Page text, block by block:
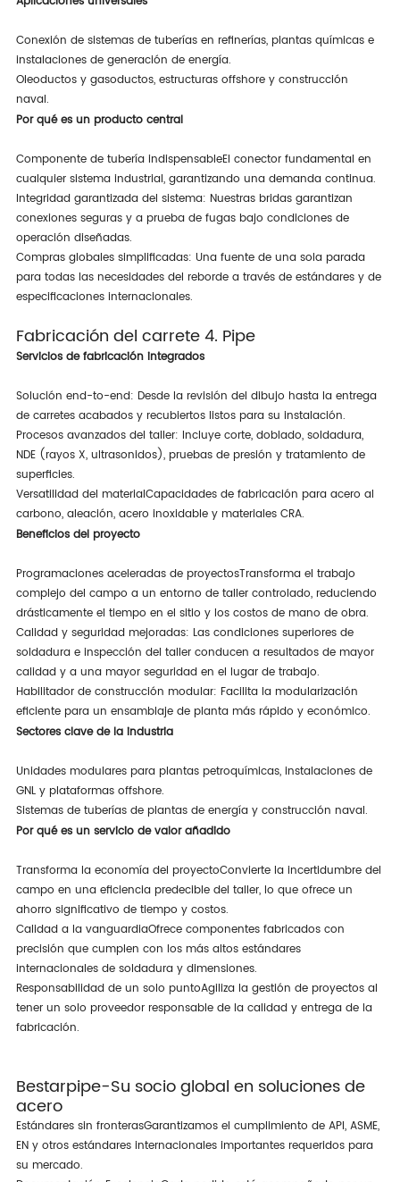
Conexión de sistemas de tuberías en refinerías, plantas químicas e
instalaciones de generación de energía.
Oleoductos y gasoductos, estructuras offshore y construcción
naval.
Por qué es un producto central
Componente de tubería indispensableEl conector fundamental en
cualquier sistema industrial, garantizando una demanda continua.
Integridad garantizada del sistema: Nuestras bridas garantizan
conexiones seguras y a prueba de fugas bajo condiciones de
operación diseñadas.
Compras globales simplificadas: Una fuente de una sola parada
para todas las necesidades del reborde a través de estándares y de
especificaciones internacionales.
Fabricación del carrete 4. Pipe
Servicios de fabricación integrados
Solución end-to-end: Desde la revisión del dibujo hasta la entrega
de carretes acabados y recubiertos listos para su instalación.
Procesos avanzados del taller: Incluye corte, doblado, soldadura,
NDE (rayos X, ultrasonidos), pruebas de presión y tratamiento de
superficies.
Versatilidad del materialCapacidades de fabricación para acero al
carbono, aleación, acero inoxidable y materiales CRA.
Beneficios del proyecto
Programaciones aceleradas de proyectosTransforma el trabajo
complejo del campo a un entorno de taller controlado, reduciendo
drásticamente el tiempo en el sitio y los costos de mano de obra.
Calidad y seguridad mejoradas: Las condiciones superiores de
soldadura e inspección del taller conducen a resultados de mayor
calidad y a una mayor seguridad en el lugar de trabajo.
Habilitador de construcción modular: Facilita la modularización
eficiente para un ensamblaje de planta más rápido y económico.
Sectores clave de la industria
Unidades modulares para plantas petroquímicas, instalaciones de
GNL y plataformas offshore.
Sistemas de tuberías de plantas de energía y construcción naval.
Por qué es un servicio de valor añadido
Transforma la economía del proyectoConvierte la incertidumbre del
campo en una eficiencia predecible del taller, lo que ofrece un
ahorro significativo de tiempo y costos.
Calidad a la vanguardiaOfrece componentes fabricados con
precisión que cumplen con los más altos estándares
internacionales de soldadura y dimensiones.
Responsabilidad de un solo puntoAgiliza la gestión de proyectos al
tener un solo proveedor responsable de la calidad y entrega de la
fabricación.
Bestarpipe-Su socio global en soluciones de
acero
Estándares sin fronterasGarantizamos el cumplimiento de API, ASME,
EN y otros estándares internacionales importantes requeridos para
su mercado.